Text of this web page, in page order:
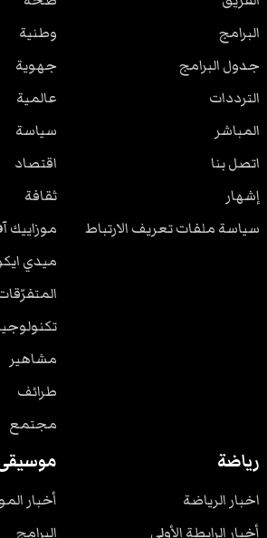
البرامج
جدول البرامج
الترددات
المباشر
اتصل بنا
إشهار
سياسة ملفات تعريف الارتباط
وطنية
جهوية
عالمية
سياسة
اقتصاد
ثقافة
موزاييك
ميدي
مشاهير
طرائف
مجتمع
رياضة
اخبار الرياضة
أخبار الرابطة الأولى
أخبار
البرامج